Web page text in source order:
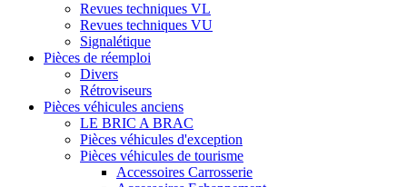
Revues techniques VL
Revues techniques VU
Signalétique
Pièces de réemploi
Divers
Rétroviseurs
Pièces véhicules anciens
LE BRIC A BRAC
Pièces véhicules d'exception
Pièces véhicules de tourisme
Accessoires Carrosserie